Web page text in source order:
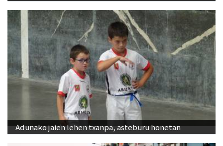
Adunako jaien lehen txanpa, asteburu honetan